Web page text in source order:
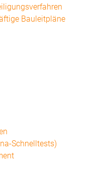
Bauleitpläne
Schnelltests)